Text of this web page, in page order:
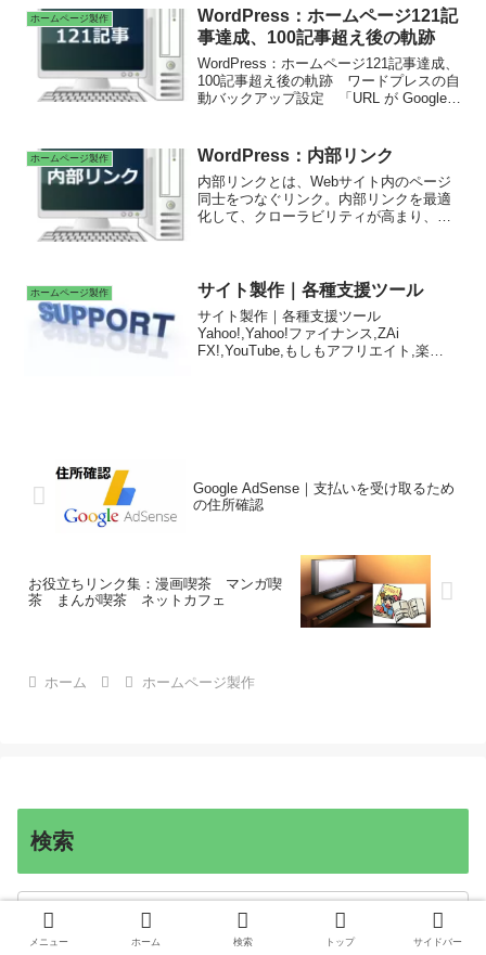
成できる機能。Broken Link Checkerで、
YouTubeのリンクのURLを修正
WordPress：Broken Link Checker｜
YouTubeカスタムURLへのリンク更新・
短く覚えやすいURLがあることで、オン
ライン署名の発信力や拡散力が高まる。
ホームページ製作
WordPress：ホームページ121記
事達成、100記事超え後の軌跡
WordPress：ホームページ121記事達成、
100記事超え後の軌跡 ワードプレスの自
動バックアップ設定 「URL が Google
ホームページ製作 WordPress：内部リンク
内部リンクとは、Webサイト内のページ
同士をつなぐリンク。内部リンクを最適
化して、クローラビリティが高まり、イ
リンク元とリンク先の両ページの品質が
高まる。ユーザーの利便性が上がる。読
者の離脱を減らす効果がある。滞在時間
が長くなり、Googleからの評価が高くな
る。
ホームページ製作 サイト製作｜各種支援ツール
サイト製作｜各種支援ツール
Yahoo!,Yahoo!ファイナンス,ZAi
FX!,YouTube,もしもアフリエイト,楽
Google AdSense｜支払いを受け取るため
の住所確認
お役立ちリンク集：漫画喫茶 マンガ喫
茶 まんが喫茶 ネットカフェ
ホーム ホームページ製作
検索
メニュー ホーム 検索 トップ サイドバー